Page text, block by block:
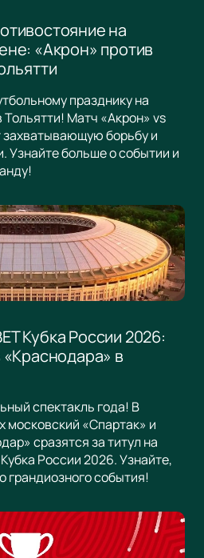
на
«Акрон» против
празднику на
Матч «Акрон» vs
борьбу и
Узнайте больше о событии и
Кубка России 2026:
в
спектакль года! В
московский «Спартак» и
сразятся за титул на
России 2026. Узнайте,
грандиозного события!